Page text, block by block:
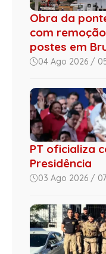
Obra da
com
postes em
04 Ago 2026 /
PT oficializa
Presidência
03 Ago 2026 /